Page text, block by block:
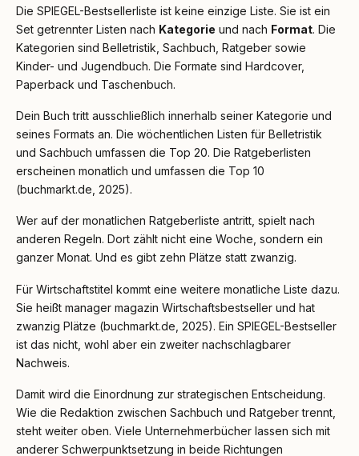
Die SPIEGEL-Bestsellerliste ist keine einzige Liste. Sie ist ein
Set getrennter Listen nach Kategorie und nach Format. Die
Kategorien sind Belletristik, Sachbuch, Ratgeber sowie
Kinder- und Jugendbuch. Die Formate sind Hardcover,
Paperback und Taschenbuch.
Dein Buch tritt ausschließlich innerhalb seiner Kategorie und
seines Formats an. Die wöchentlichen Listen für Belletristik
und Sachbuch umfassen die Top 20. Die Ratgeberlisten
erscheinen monatlich und umfassen die Top 10
(buchmarkt.de, 2025).
Wer auf der monatlichen Ratgeberliste antritt, spielt nach
anderen Regeln. Dort zählt nicht eine Woche, sondern ein
ganzer Monat. Und es gibt zehn Plätze statt zwanzig.
Für Wirtschaftstitel kommt eine weitere monatliche Liste dazu.
Sie heißt manager magazin Wirtschaftsbestseller und hat
zwanzig Plätze (buchmarkt.de, 2025). Ein SPIEGEL-Bestseller
ist das nicht, wohl aber ein zweiter nachschlagbarer
Nachweis.
Damit wird die Einordnung zur strategischen Entscheidung.
Wie die Redaktion zwischen Sachbuch und Ratgeber trennt,
steht weiter oben. Viele Unternehmerbücher lassen sich mit
anderer Schwerpunktsetzung in beide Richtungen